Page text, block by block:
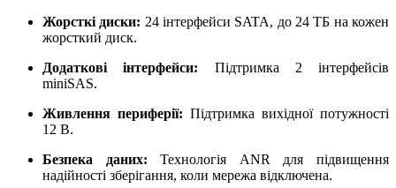
Жорсткі диски: 24 інтерфейси SATA, до 24 ТБ на кожен
жорсткий диск.
Додаткові інтерфейси: Підтримка 2 інтерфейсів
miniSAS.
Живлення периферії: Підтримка вихідної потужності
12 В.
Безпека даних: Технологія ANR для підвищення
надійності зберігання, коли мережа відключена.